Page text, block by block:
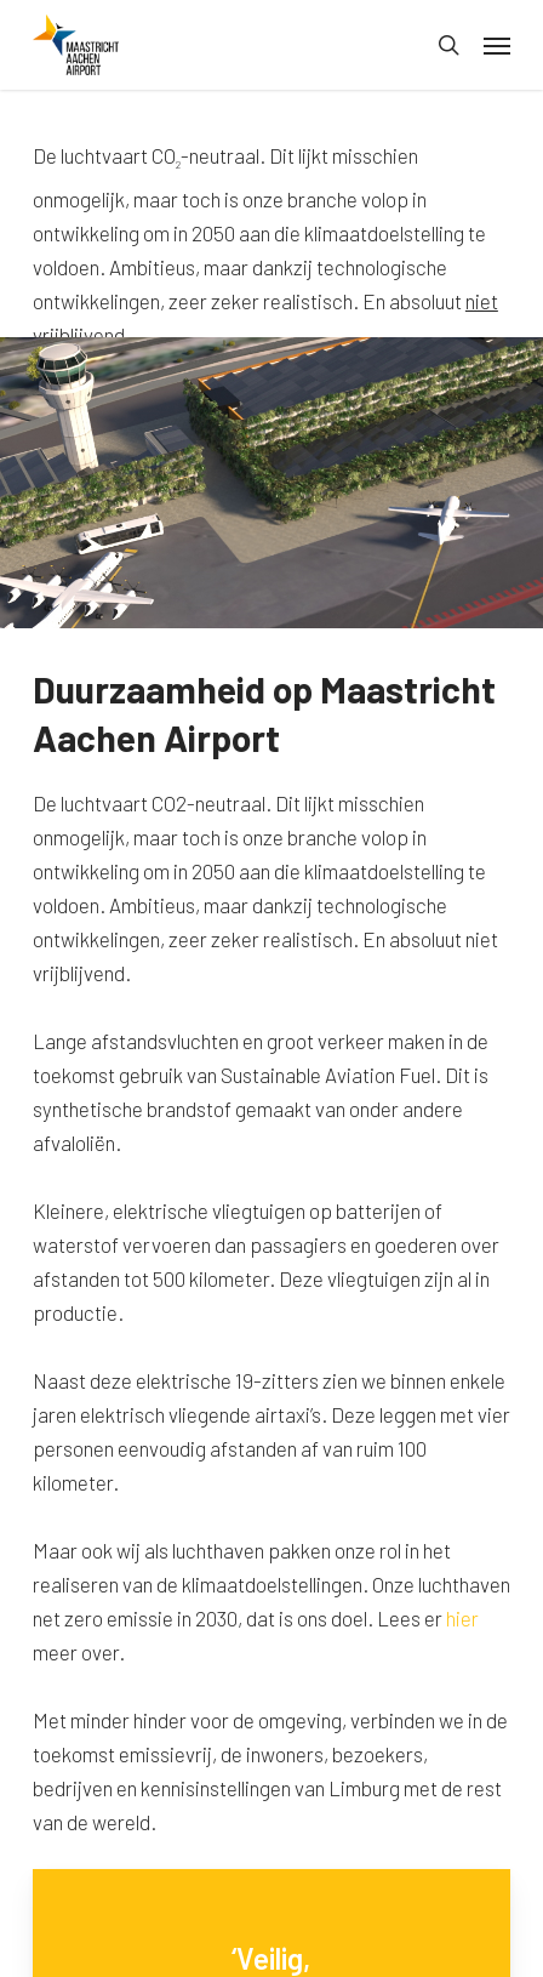
search
Menu
De luchtvaart CO2-neutraal. Dit lijkt misschien
onmogelijk, maar toch is onze branche volop in
ontwikkeling om in 2050 aan die klimaatdoelstelling te
voldoen. Ambitieus, maar dankzij technologische
ontwikkelingen, zeer zeker realistisch. En absoluut niet
vrijblijvend.
Duurzaamheid op Maastricht
Aachen Airport
De luchtvaart CO2-neutraal. Dit lijkt misschien
onmogelijk, maar toch is onze branche volop in
ontwikkeling om in 2050 aan die klimaatdoelstelling te
voldoen. Ambitieus, maar dankzij technologische
ontwikkelingen, zeer zeker realistisch. En absoluut niet
vrijblijvend.
Lange afstandsvluchten en groot verkeer maken in de
toekomst gebruik van Sustainable Aviation Fuel. Dit is
synthetische brandstof gemaakt van onder andere
afvaloliën.
Kleinere, elektrische vliegtuigen op batterijen of
waterstof vervoeren dan passagiers en goederen over
afstanden tot 500 kilometer. Deze vliegtuigen zijn al in
productie.
Naast deze elektrische 19-zitters zien we binnen enkele
jaren elektrisch vliegende airtaxi’s. Deze leggen met vier
personen eenvoudig afstanden af van ruim 100
kilometer.
Maar ook wij als luchthaven pakken onze rol in het
realiseren van de klimaatdoelstellingen. Onze luchthaven
net zero emissie in 2030, dat is ons doel. Lees er hier
meer over.
Met minder hinder voor de omgeving, verbinden we in de
toekomst emissievrij, de inwoners, bezoekers,
bedrijven en kennisinstellingen van Limburg met de rest
van de wereld.
‘Veilig,